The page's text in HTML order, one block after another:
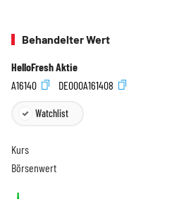
Behandelter Wert
HelloFresh Aktie
A16140
DE000A161408
Watchlist
Kurs
Börsenwert